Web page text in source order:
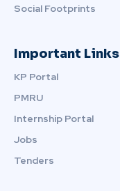
Social Footprints
Important Links
KP Portal
PMRU
Internship Portal
Jobs
Tenders